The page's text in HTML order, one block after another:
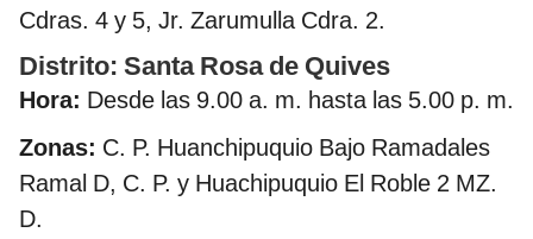
Cdras. 4 y 5, Jr. Zarumulla Cdra. 2.
Distrito: Santa Rosa de Quives
Hora: Desde las 9.00 a. m. hasta las 5.00 p. m.
Zonas: C. P. Huanchipuquio Bajo Ramadales
Ramal D, C. P. y Huachipuquio El Roble 2 MZ.
D.